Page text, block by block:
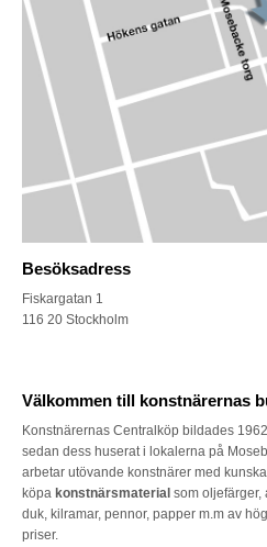
Besöksadress
Fiskargatan 1
116 20 Stockholm
Välkommen till konstnärernas
Konstnärernas Centralköp bildades
sedan dess huserat i lokalerna på
arbetar utövande konstnärer med
köpa konstnärsmaterial som oljefärger,
duk, kilramar, pennor, papper m.m av
priser.